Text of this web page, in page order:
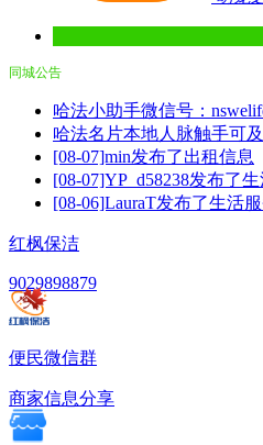
同城公告
哈法小助手微信号：
哈法名片本地人脉触手可及
[08-07]min发布了出租信息
[08-07]YP_d58238发布了
[08-06]LauraT发布了生活
红枫保洁
9029898879
便民微信群
商家信息分享